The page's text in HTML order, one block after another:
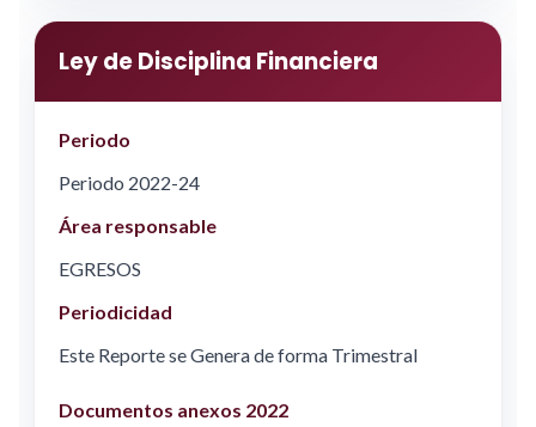
Ley de Disciplina Financiera
Periodo
Periodo 2022-24
Área responsable
EGRESOS
Periodicidad
Este Reporte se Genera de forma Trimestral
Documentos anexos 2022